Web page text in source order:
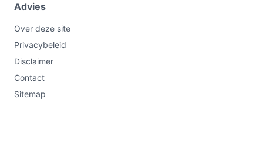
Advies
Over deze site
Privacybeleid
Disclaimer
Contact
Sitemap